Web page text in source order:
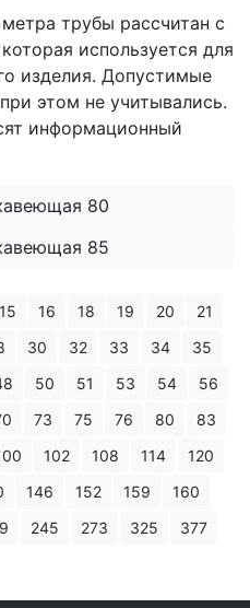
трубы рассчитан с
используется для
изделия. Допустимые
этом не учитывались.
информационный
80
85
15 16 18 19 20
21
30 32 33 34
35
50 51 53 54
56
73 75 76 80
83
102 108 114
120
146 152 159
160
245 273 325
377